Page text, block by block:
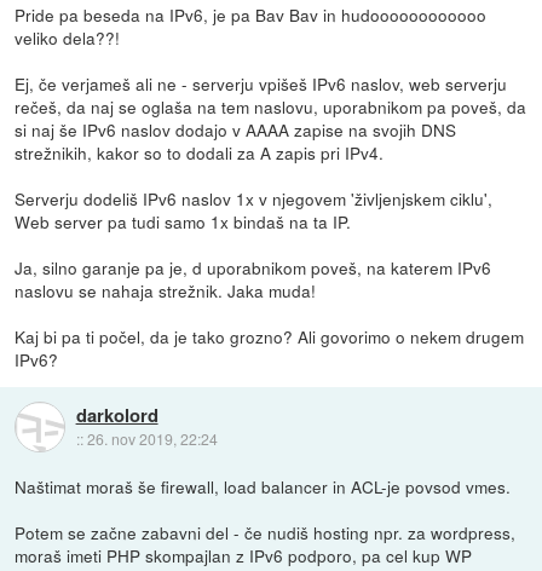
Pride pa beseda na IPv6, je pa Bav Bav in hudoooooooooooo
veliko dela??!
Ej, če verjameš ali ne - serverju vpišeš IPv6 naslov, web serverju
rečeš, da naj se oglaša na tem naslovu, uporabnikom pa poveš, da
si naj še IPv6 naslov dodajo v AAAA zapise na svojih DNS
strežnikih, kakor so to dodali za A zapis pri IPv4.
Serverju dodeliš IPv6 naslov 1x v njegovem 'življenjskem ciklu',
Web server pa tudi samo 1x bindaš na ta IP.
Ja, silno garanje pa je, d uporabnikom poveš, na katerem IPv6
naslovu se nahaja strežnik. Jaka muda!
Kaj bi pa ti počel, da je tako grozno? Ali govorimo o nekem drugem
IPv6?
darkolord
::26. nov 2019, 22:24
Naštimat moraš še firewall, load balancer in ACL-je povsod vmes.
Potem se začne zabavni del - če nudiš hosting npr. za wordpress,
moraš imeti PHP skompajlan z IPv6 podporo, pa cel kup WP